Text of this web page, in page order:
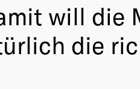
will die
die